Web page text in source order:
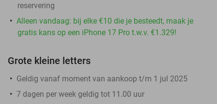
reservering
Alleen vandaag: bij elke €10 die je besteedt, maak je
gratis kans op een iPhone 17 Pro t.w.v. €1.329!
Grote kleine letters
Geldig vanaf moment van aankoop t/m 1 jul 2025
7 dagen per week geldig tot 11.00 uur